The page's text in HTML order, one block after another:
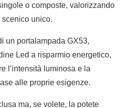
o composte, valorizzando
scenico unico.
un portalampada GX53,
Led a risparmio energetico,
l’intensità luminosa e la
alle proprie esigenze.
ma, se volete, la potete